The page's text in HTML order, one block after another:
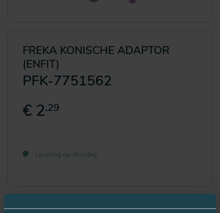
FREKA KONISCHE ADAPTOR
(ENFIT)
PFK-7751562
€ 2,29
Levering op dinsdag